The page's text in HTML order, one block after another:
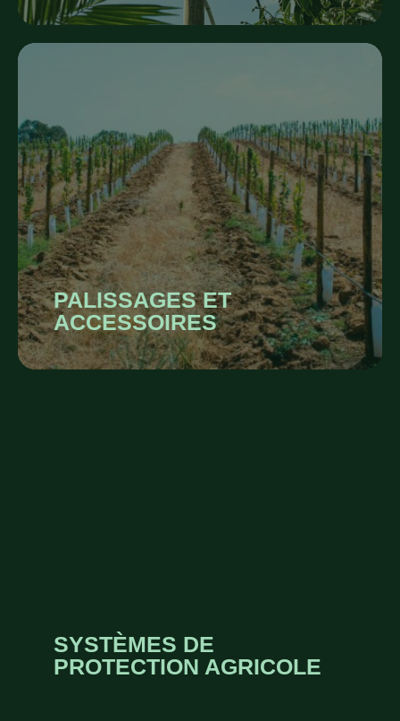
PALISSAGES ET
ACCESSOIRES
SYSTÈMES DE
PROTECTION AGRICOLE